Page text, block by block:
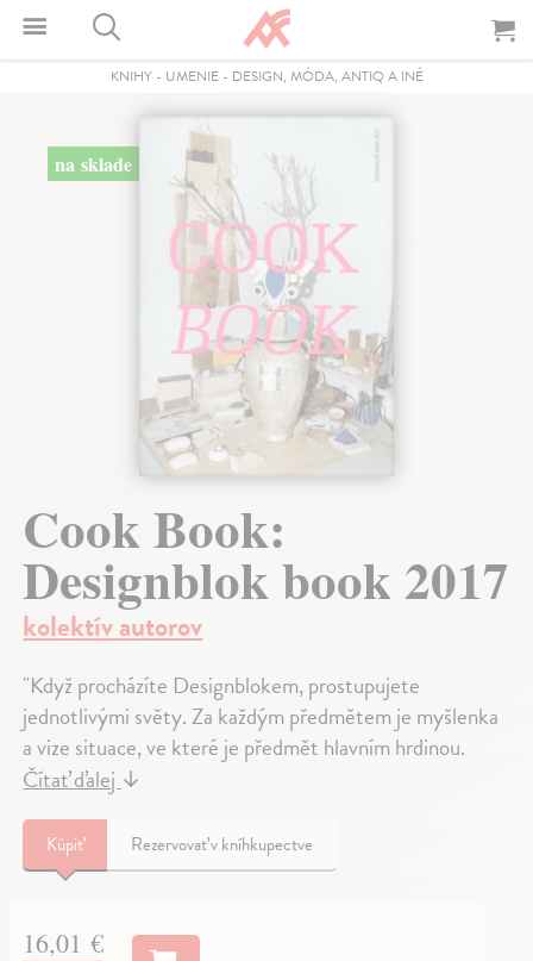
KNIHY- UMENIE- DESIGN, MÓDA, ANTIQ A INÉ
na sklade
Cook Book:
Designblok book 2017
kolektív autorov
"Když procházíte Designblokem, prostupujete
jednotlivými světy. Za každým předmětem je myšlenka
a vize situace, ve které je předmět hlavním hrdinou.
Čítať ďalej ↓
Kúpiť Rezervovať v kníhkupectve
16,01 €